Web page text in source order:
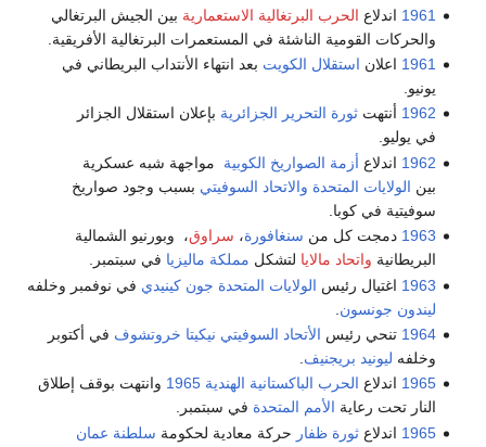
1961 اندلاع الحرب البرتغالية الاستعمارية بين الجيش البرتغالي
والحركات القومية الناشئة في المستعمرات البرتغالية الأفريقية.
1961 اعلان استقلال الكويت بعد انتهاء الأنتداب البريطاني في
يونيو.
1962 أنتهتثورة التحرير الجزائرية بإعلان استقلال الجزائر
في يوليو.
1962 اندلاع أزمة الصواريخ الكوبية مواجهة شبه عسكرية
بين الولايات المتحدة والاتحاد السوفيتي بسبب وجود صواريخ
سوفيتية في كوبا.
1963 دمجت كل من سنغافورة، سراوق، وبورنيو الشمالية
البريطانية واتحاد مالايا لتشكل مملكة ماليزيا في سبتمبر.
1963 اغتيال رئيس الولايات المتحدة جون كينيدي في نوفمبر وخلفه
ليندون جونسون
1964 تنحي رئيس الأتحاد السوفيتي نيكيتا خروتشوف في أكتوبر
وخلفه ليونيد بريجنيف
1965 اندلاع الحرب الباكستانية الهندية 1965
وانتهت بوقف إطلاق
النار تحت رعاية الأمم المتحدة في سبتمبر.
1965 اندلاعثورة ظفار حركة معادية لحكومة سلطنة عمان